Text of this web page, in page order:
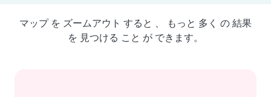
マップ を ズームアウト すると 、 もっと 多く の 結果
を 見つける こと が できます。